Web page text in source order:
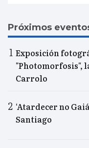
Próximos
Exposición
"Photomorfosis",
Carrolo
‘Atardecer no
Santiago